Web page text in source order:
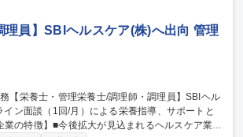
員】SBIヘルスケア(株)へ出向 管理